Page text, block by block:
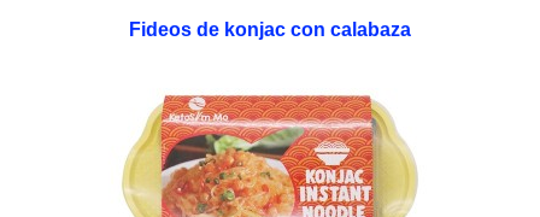
Fideos de konjac con calabaza